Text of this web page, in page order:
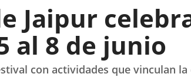
una
ventana
nueva.
Jaipur
al 8 de junio
con actividades que vinculan